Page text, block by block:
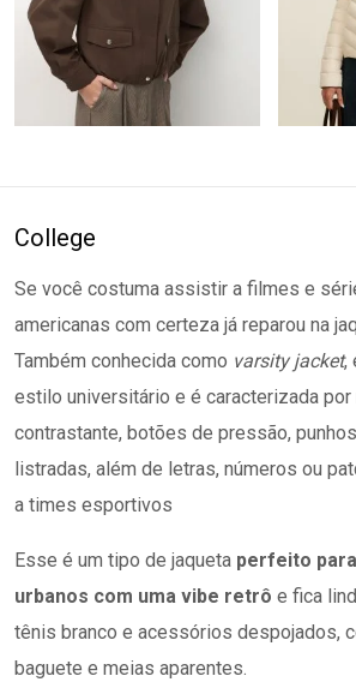
College
Se você costuma assistir a filmes e
americanas com certeza já reparou na
Também conhecida como varsity jacket,
estilo universitário e é caracterizada por
contrastante, botões de pressão,
listradas, além de letras, números ou
a times esportivos
Esse é um tipo de jaqueta perfeito
urbanos com uma vibe retrô e fica
tênis branco e acessórios despojados,
baguete e meias aparentes.